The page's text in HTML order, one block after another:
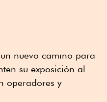
nuevo camino para
su exposición al
operadores y